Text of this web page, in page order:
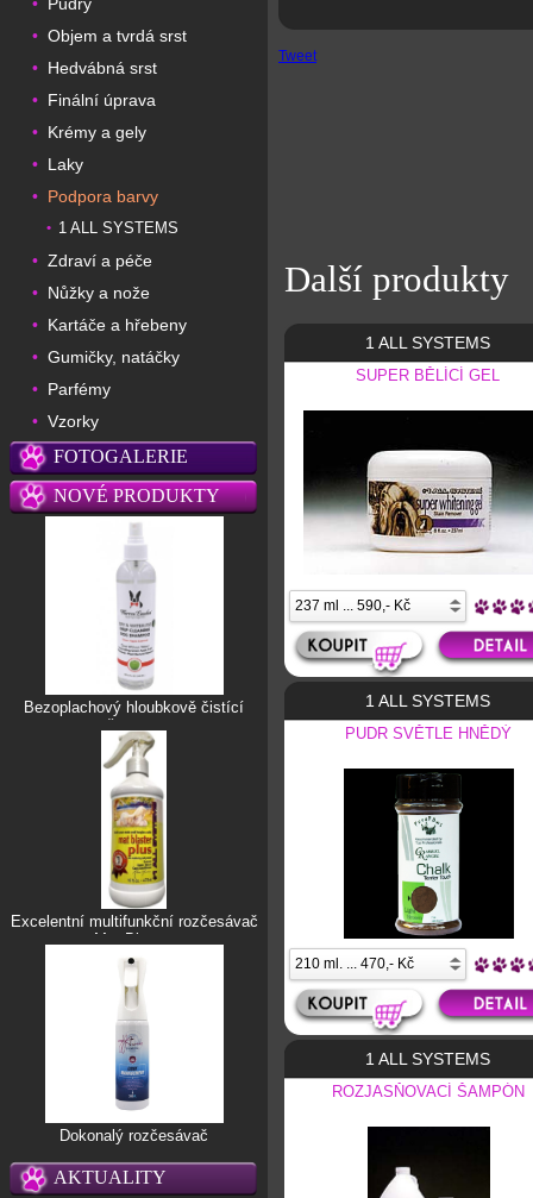
•
• Objem a tvrdá srst
• Hedvábná srst
• Finální úprava
• Krémy a gely
• Laky
• Podpora barvy
• 1 ALL SYSTEMS
• Zdraví a péče
• Nůžky a nože
• Kartáče a hřebeny
• Gumičky, natáčky
• Parfémy
• Vzorky
FOTOGALERIE
NOVÉ PRODUKTY
Bezoplachový hloubkově čistící
šampon
Excelentní multifunkční rozčesávač
Mat Blaster
Dokonalý rozčesávač
AKTUALITY
Tweet
Další produkty
1 ALL SYSTEMS
SUPER BĚLÍCÍ GEL
1 ALL SYSTEMS
PUDR SVĚTLE HNĚDÝ
1 ALL SYSTEMS
ROZJASŇOVACÍ ŠAMPÓN